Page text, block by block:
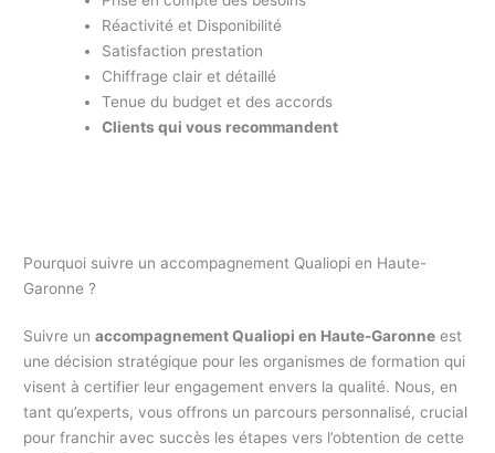
Réactivité et Disponibilité
Satisfaction prestation
Chiffrage clair et détaillé
Tenue du budget et des accords
Clients qui vous recommandent
Pourquoi suivre un accompagnement Qualiopi en Haute-
Garonne ?
Suivre unaccompagnement Qualiopi en Haute-Garonne est
une décision stratégique pour les organismes de formation qui
visent à certifier leur engagement envers la qualité. Nous, en
tant qu’experts, vous offrons un parcours personnalisé, crucial
pour franchir avec succès les étapes vers l’obtention de cette